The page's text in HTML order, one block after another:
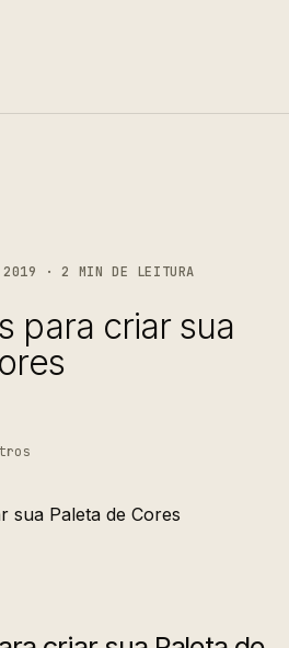
· 2 MIN DE LEITURA
para criar sua